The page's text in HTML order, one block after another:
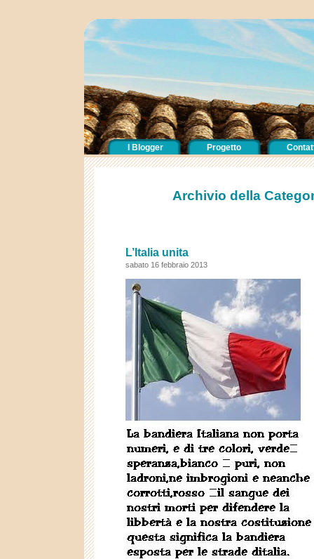
I Blogger Progetto
Archivio della
L’Italia unita
sabato 16 febbraio 2013